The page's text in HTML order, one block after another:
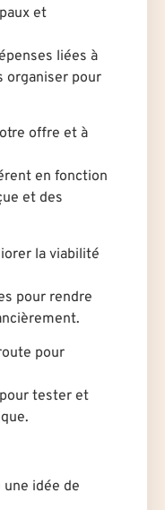
et
liées à
organiser pour
offre et à
en fonction
et des
la viabilité
pour rendre
pour
tester et
idée de